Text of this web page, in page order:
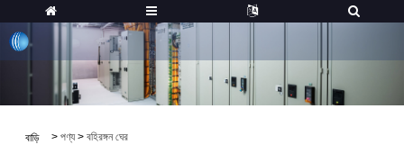
বাড়ি > পণ্য> বহিরঙ্গন ঘের